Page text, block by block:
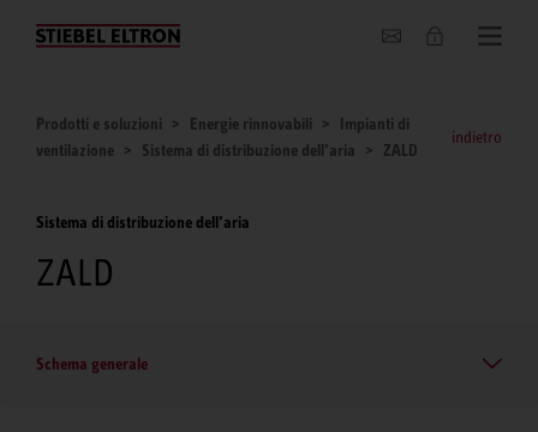
Chi siamo
Prodotti e soluzioni Energie rinnovabili
Impianti di
ventilazione
Sistema di distribuzione dell’aria ZALD
indietro
Sistema di distribuzione dell’aria
ZALD
Schema generale